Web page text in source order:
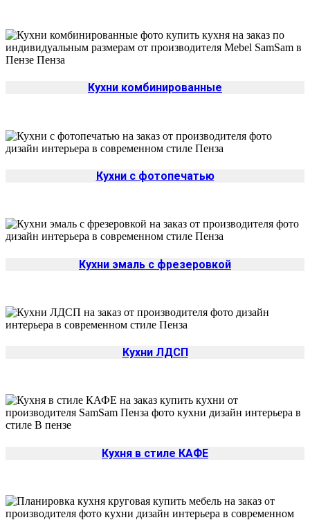
Кухни комбинированные
Кухни с фотопечатью
Кухни эмаль с фрезеровкой
Кухни ЛДСП
Кухня в стиле КАФЕ